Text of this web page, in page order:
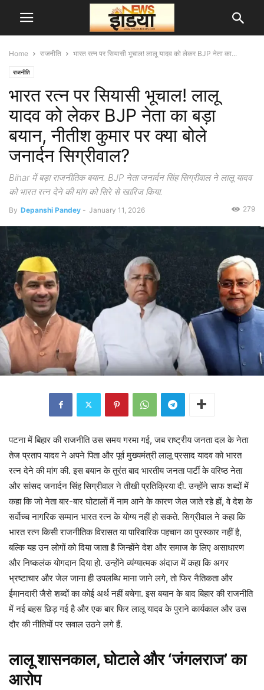
Home राजनीति भारत रत्न पर सियासी भूचाल! लालू यादव को लेकर BJP नेता का...
राजनीति
भारत रत्न पर सियासी भूचाल! लालू
यादव को लेकर BJP नेता का बड़ा
बयान, नीतीश कुमार पर क्या बोले
जनार्दन सिग्रीवाल?
Bihar में बड़ा राजनीतिक बयान. BJP नेता जनार्दन सिंह सिग्रीवाल ने लालू यादव
को भारत रत्न देने की मांग को सिरे से खारिज किया.
By Depanshi Pandey - January 11, 2026 279
पटना में बिहार की राजनीति उस समय गरमा गई, जब राष्ट्रीय जनता दल के नेता
तेज प्रताप यादव ने अपने पिता और पूर्व मुख्यमंत्री लालू प्रसाद यादव को भारत
रत्न देने की मांग की. इस बयान के तुरंत बाद भारतीय जनता पार्टी के वरिष्ठ नेता
और सांसद जनार्दन सिंह सिग्रीवाल ने तीखी प्रतिक्रिया दी. उन्होंने साफ शब्दों में
कहा कि जो नेता बार-बार घोटालों में नाम आने के कारण जेल जाते रहे हों, वे देश के
सर्वोच्च नागरिक सम्मान भारत रत्न के योग्य नहीं हो सकते. सिग्रीवाल ने कहा कि
भारत रत्न किसी राजनीतिक विरासत या पारिवारिक पहचान का पुरस्कार नहीं है,
बल्कि यह उन लोगों को दिया जाता है जिन्होंने देश और समाज के लिए असाधारण
और निष्कलंक योगदान दिया हो. उन्होंने व्यंग्यात्मक अंदाज में कहा कि अगर
भ्रष्टाचार और जेल जाना ही उपलब्धि माना जाने लगे, तो फिर नैतिकता और
ईमानदारी जैसे शब्दों का कोई अर्थ नहीं बचेगा. इस बयान के बाद बिहार की राजनीति
में नई बहस छिड़ गई है और एक बार फिर लालू यादव के पुराने कार्यकाल और उस
दौर की नीतियों पर सवाल उठने लगे हैं.
लालू शासनकाल, घोटाले और ‘जंगलराज’ का
आरोप